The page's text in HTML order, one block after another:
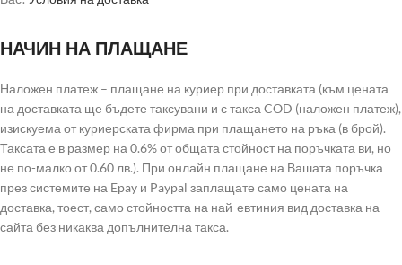
НАЧИН НА ПЛАЩАНЕ
Наложен платеж – плащане на куриер при доставката (към цената
на доставката ще бъдете таксувани и с такса COD (наложен платеж),
изискуема от куриерската фирма при плащането на ръка (в брой).
Таксата е в размер на 0.6% от общата стойност на поръчката ви, но
не по-малко от 0.60 лв.). При онлайн плащане на Вашата поръчка
през системите на Epay и Paypal заплащате само цената на
доставка, тоест, само стойността на най-евтиния вид доставка на
сайта без никаква допълнителна такса.